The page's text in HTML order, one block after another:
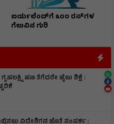
ಐರ್ಯಲೆಂಡ್‌ಗೆ ೩೦೦ ರನ್‌ಗಳ
ಗೆಲುವಿನ ಗುರಿ
ಹಣ ತೆಗೆದರೇ ಜೈಲು ಶಿಕ್ಷೆ :